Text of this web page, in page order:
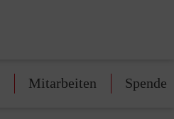
Mitarbeiten Spenden